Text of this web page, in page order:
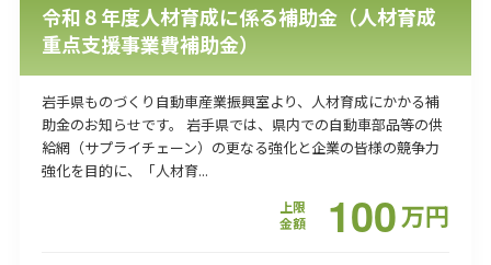
令和８年度人材育成に係る補助金（人材育成
重点支援事業費補助金）
岩手県ものづくり自動車産業振興室より、人材育成にかかる補
助金のお知らせです。 岩手県では、県内での自動車部品等の供
給網（サプライチェーン）の更なる強化と企業の皆様の競争力
強化を目的に、「人材育...
上限
金額
100万円